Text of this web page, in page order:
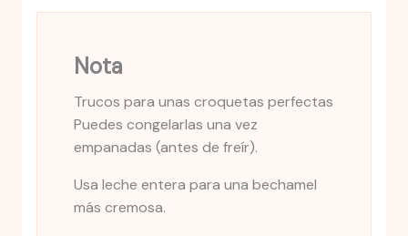
Nota
Trucos para unas croquetas perfectas
Puedes congelarlas una vez
empanadas (antes de freír).
Usa leche entera para una bechamel
más cremosa.